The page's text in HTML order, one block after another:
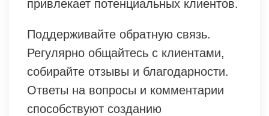
привлекает потенциальных клиентов.
Поддерживайте обратную связь.
Регулярно общайтесь с клиентами,
собирайте отзывы и благодарности.
Ответы на вопросы и комментарии
способствуют созданию